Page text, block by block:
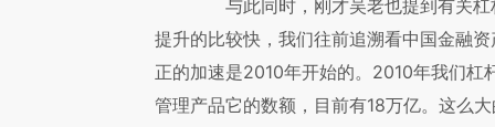
与此同时，刚才吴老也提到有关杠
提升的比较快，我们往前追溯看中国金融
正的加速是2010年开始的。2010年我们杠
管理产品它的数额，目前有18万亿。这么